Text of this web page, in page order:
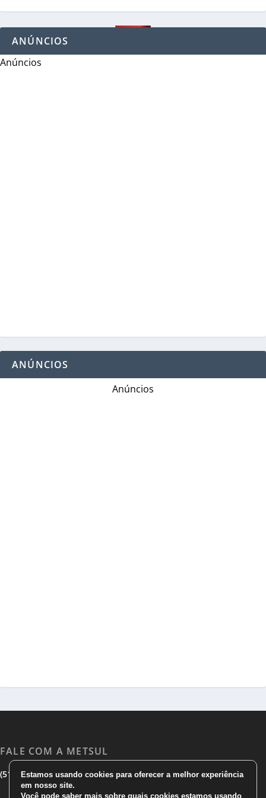
ANÚNCIOS
Anúncios
ANÚNCIOS
Anúncios
FALE COM A METSUL
(51) 3533 1983|(51)3785 7752|comercial@metsul.com
Estamos usando cookies para oferecer a melhor experiência
em nosso site.
Você pode saber mais sobre quais cookies estamos usando